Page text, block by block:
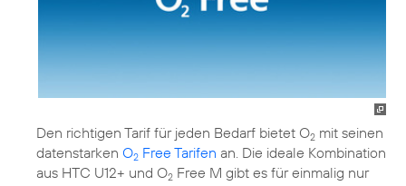
Den richtigen Tarif für jeden Bedarf bietet O2 mit seinen
datenstarken O2 Free Tarifen an. Die ideale Kombination
aus HTC U12+ und O2 Free M gibt es für einmalig nur